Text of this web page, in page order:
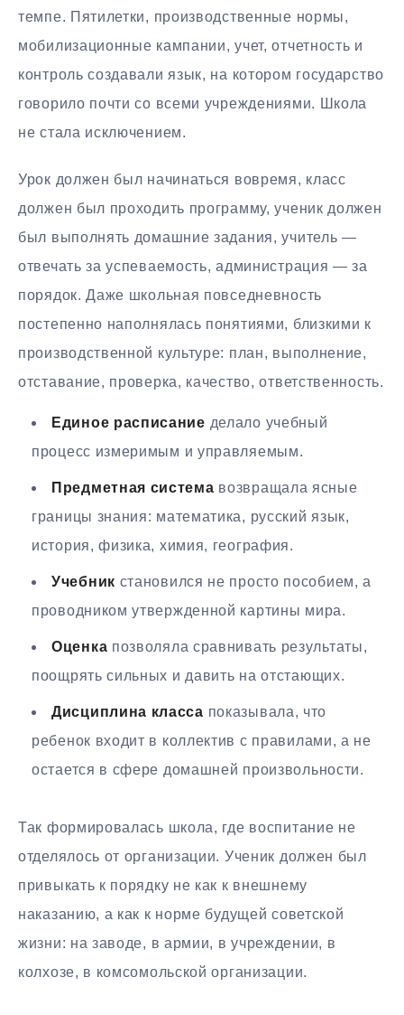
темпе. Пятилетки, производственные нормы,
мобилизационные кампании, учет, отчетность и
контроль создавали язык, на котором государство
говорило почти со всеми учреждениями. Школа
не стала исключением.
Урок должен был начинаться вовремя, класс
должен был проходить программу, ученик должен
был выполнять домашние задания, учитель —
отвечать за успеваемость, администрация — за
порядок. Даже школьная повседневность
постепенно наполнялась понятиями, близкими к
производственной культуре: план, выполнение,
отставание, проверка, качество, ответственность.
Единое расписание делало учебный
процесс измеримым и управляемым.
Предметная система возвращала ясные
границы знания: математика, русский язык,
история, физика, химия, география.
Учебник становился не просто пособием, а
проводником утвержденной картины мира.
Оценка позволяла сравнивать результаты,
поощрять сильных и давить на отстающих.
Дисциплина класса показывала, что
ребенок входит в коллектив с правилами, а не
остается в сфере домашней произвольности.
Так формировалась школа, где воспитание не
отделялось от организации. Ученик должен был
привыкать к порядку не как к внешнему
наказанию, а как к норме будущей советской
жизни: на заводе, в армии, в учреждении, в
колхозе, в комсомольской организации.